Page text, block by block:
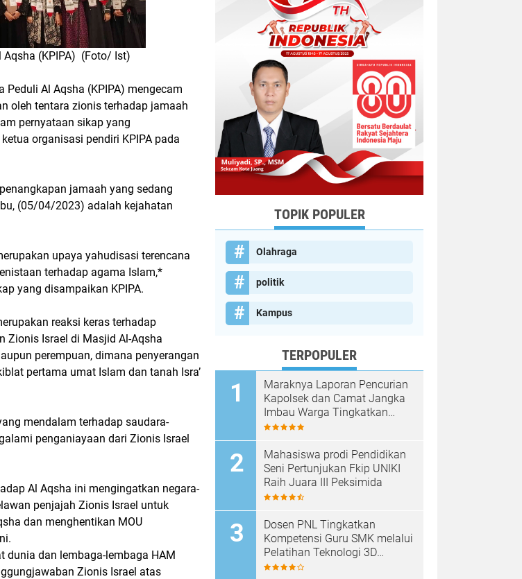
Aqsha (KPIPA) (Foto/ Ist)
Peduli Al Aqsha (KPIPA) mengecam
oleh tentara zionis terhadap jamaah
pernyataan sikap yang
organisasi pendiri KPIPA pada
jamaah yang sedang
(05/04/2023) adalah kejahatan
upaya yahudisasi terencana
terhadap agama Islam,*
yang disampaikan KPIPA.
reaksi keras terhadap
Zionis Israel di Masjid Al-Aqsha
perempuan, dimana penyerangan
pertama umat Islam dan tanah Isra’
mendalam terhadap saudara-
penganiayaan dari Zionis Israel
Al Aqsha ini mengingatkan negara-
penjajah Zionis Israel untuk
dan menghentikan MOU
dunia dan lembaga-lembaga HAM
Zionis Israel atas
TOPIK POPULER
Olahraga
politik
Kampus
TERPOPULER
Maraknya Laporan Pencurian
Kapolsek dan Camat Jangka
Imbau Warga Tingkatkan
Kewaspadaan
Mahasiswa prodi Pendidikan
Seni Pertunjukan Fkip UNIKI
Raih Juara III Peksimida
Dosen PNL Tingkatkan
Kompetensi Guru SMK melalui
Pelatihan Teknologi 3D
Printing